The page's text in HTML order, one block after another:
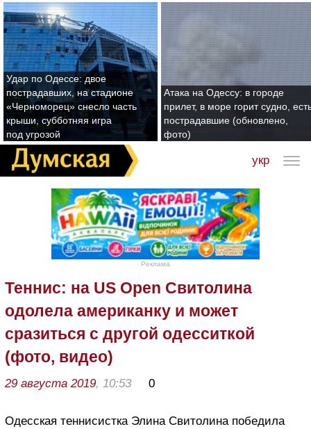
Удар по Одессе: двое
пострадавших, на стадионе
«Черноморец» снесло часть
крыши, субботняя игра
под угрозой
Атака на Одессу: в городе
прилет, в море горит судно,
пострадавшие (обновлено,
фото)
укр
Реклама
Теннис: на US Open Свитолина
одолела американку и может
сразиться с другой одесситкой
(фото, видео)
29 августа 2019, 10:53 0
Одесская теннисистка Элина Свитолина победила